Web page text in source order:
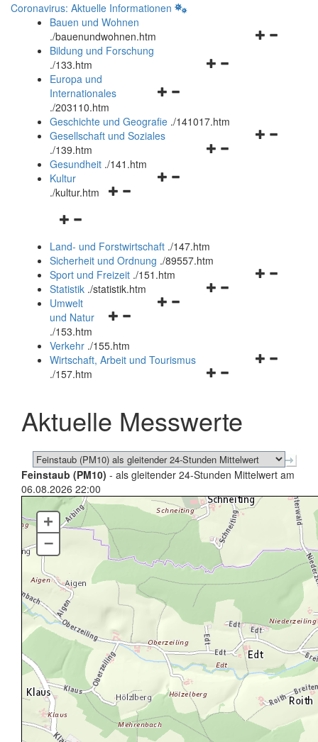
Coronavirus: Aktuelle Informationen
Bauen und Wohnen
./bauenundwohnen.htm
Navigationsmenü
Bildung und Forschung
./133.htm
Navigationsmenü
und
schließen
Europa und
Internationales
./203110.htm
Geschichte und Geografie ./141017.htm
Navigationsmenü
Gesellschaft und Soziales
./139.htm
Navigationsmenü
Gesundheit ./141.htm
Navigationsmenü
Kultur
./kultur.htm
Navigationsmenü
und
schließen
Land- und Forstwirtschaft ./147.htm
Sicherheit und Ordnung ./89557.htm
Navigationsmenü
Sport und Freizeit ./151.htm
Navigationsmenü
Statistik ./statistik.htm
Navigationsmenü
und
schließen
Umwelt
und Natur
./153.htm
Verkehr ./155.htm
Navigationsmenü
schließen
Wirtschaft, Arbeit und Tourismus
./157.htm
Aktuelle Messwerte
Feinstaub (PM10) - als gleitender 24-Stunden Mittelwert am
06.08.2026 22:00
+
–